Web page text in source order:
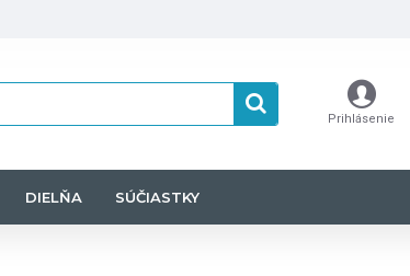
Prihlásenie
DIELŇA SÚČIASTKY